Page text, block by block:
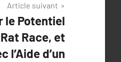
Article suivant
le Potentiel
Race, et
l’Aide d’un